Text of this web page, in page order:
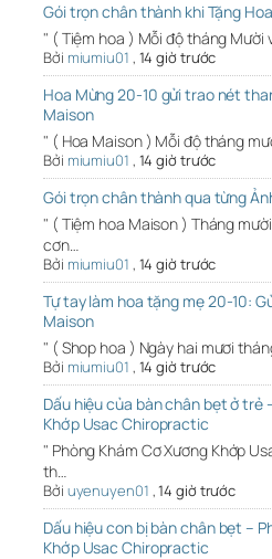
Gói trọn chân thành khi Tặng
" ( Tiệm hoa ) Mỗi độ tháng Mười
Bởi miumiu01 , 14 giờ trước
Hoa Mừng 20-10 gửi trao nét
Maison
" ( Hoa Maison ) Mỗi độ tháng
Bởi miumiu01 , 14 giờ trước
Gói trọn chân thành qua từng
" ( Tiệm hoa Maison ) Tháng
cơn…
Bởi miumiu01 , 14 giờ trước
Tự tay làm hoa tặng mẹ 20-10:
Maison
" ( Shop hoa ) Ngày hai mươi
Bởi miumiu01 , 14 giờ trước
Dấu hiệu của bàn chân bẹt ở trẻ
Khớp Usac Chiropractic
" Phòng Khám Cơ Xương Khớp
th…
Bởi uyenuyen01 ,14 giờ trước
Dấu hiệu con bị bàn chân bẹt –
Khớp Usac Chiropractic